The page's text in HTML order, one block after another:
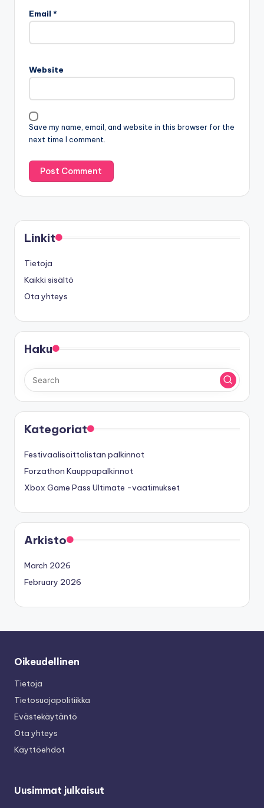
Email *
Website
Save my name, email, and website in this browser for the
next time I comment.
Linkit
Tietoja
Kaikki sisältö
Ota yhteys
Haku
Kategoriat
Festivaalisoittolistan palkinnot
Forzathon Kauppapalkinnot
Xbox Game Pass Ultimate -vaatimukset
Arkisto
March 2026
February 2026
Oikeudellinen
Tietoja
Tietosuojapolitiikka
Evästekäytäntö
Ota yhteys
Käyttöehdot
Uusimmat julkaisut